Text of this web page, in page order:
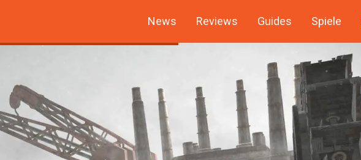
News Reviews Guides Spiele